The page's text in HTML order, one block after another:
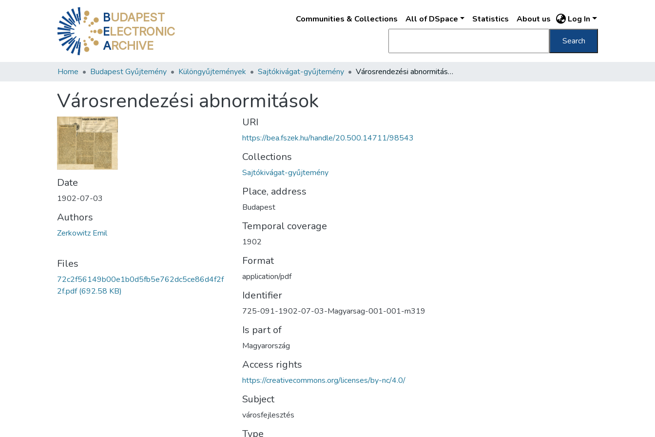
BUDAPEST
ELECTRONIC
ARCHIVE
Communities & Collections All of DSpace Statistics About us Log In
Search
Home Budapest Gyűjtemény Különgyűjtemények Sajtókivágat-gyűjtemény Városrendezési abnormitások
Városrendezési abnormitások
Date
1902-07-03
Authors
Zerkowitz Emil
Files
72c2f56149b00e1b0d5fb5e762dc5ce86d4f2f
2f.pdf(692.58 KB)
URI
https://bea.fszek.hu/handle/20.500.14711/98543
Collections
Sajtókivágat-gyűjtemény
Place, address
Budapest
Temporal coverage
1902
Format
application/pdf
Identifier
725-091-1902-07-03-Magyarsag-001-001-m319
Is part of
Magyarország
Access rights
https://creativecommons.org/licenses/by-nc/4.0/
Subject
városfejlesztés
Type